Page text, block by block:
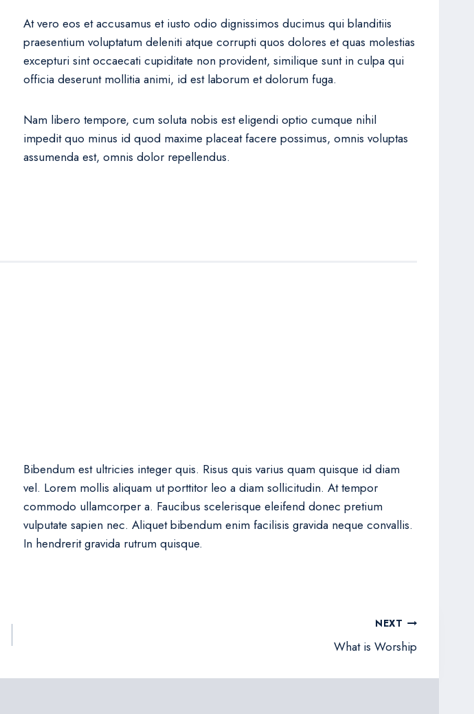
At vero eos et accusamus et iusto odio dignissimos ducimus qui blanditiis
praesentium voluptatum deleniti atque corrupti quos dolores et quas molestias
excepturi sint occaecati cupiditate non provident, similique sunt in culpa qui
officia deserunt mollitia animi, id est laborum et dolorum fuga.
Nam libero tempore, cum soluta nobis est eligendi optio cumque nihil
impedit quo minus id quod maxime placeat facere possimus, omnis voluptas
assumenda est, omnis dolor repellendus.
Bibendum est ultricies integer quis. Risus quis varius quam quisque id diam
vel. Lorem mollis aliquam ut porttitor leo a diam sollicitudin. At tempor
commodo ullamcorper a. Faucibus scelerisque eleifend donec pretium
vulputate sapien nec. Aliquet bibendum enim facilisis gravida neque convallis.
In hendrerit gravida rutrum quisque.
NEXT
What is Worship